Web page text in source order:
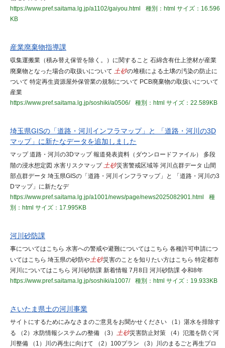
https://www.pref.saitama.lg.jp/a1102/gaiyou.html
種別：html サイズ：16.596
KB
産業廃棄物指導課
収集運搬業（積み替え保管を除く。）に関すること 石綿含有仕上塗材が産業
廃棄物となった場合の取扱いについて 土砂の堆積による土壌の汚染の防止に
ついて 特定再生資源屋外保管業の規制について PCB廃棄物の取扱いについて
産業
https://www.pref.saitama.lg.jp/soshiki/a0506/
種別：html サイズ：22.589KB
埼玉県GISの「道路・河川インフラマップ」と 「道路・河川の3D
マップ」に新たなデータを追加しました
マップ 道路・河川の3Dマップ 報道発表資料（ダウンロードファイル） 多段
階の浸水想定図 水害リスクマップ土砂災害警戒区域等 河川点群データ 山間
部点群データ 埼玉県GISの「道路・河川インフラマップ」と 「道路・河川の3
Dマップ」に新たなデ
https://www.pref.saitama.lg.jp/a1001/news/page/news2025082901.html
種
別：html サイズ：17.995KB
河川砂防課
事についてはこちら 水害への警戒や避難についてはこちら 各種許可申請につ
いてはこちら 埼玉県の砂防や土砂災害のことを知りたい方はこちら 特定都市
河川についてはこちら 河川砂防課 新着情報 7月8日 河川砂防課 令和8年
https://www.pref.saitama.lg.jp/soshiki/a1007/
種別：html サイズ：19.933KB
さいたま県土の河川事業
サイトにするためにみなさまのご意見をお聞かせください （1）湛水を排除す
る （2）水防情報システムの整備 （3） 土砂災害防止対策 （4）氾濫を防ぐ河
川整備 （1）川の再生に向けて （2）100プラン （3）川のまるごと再生プロ